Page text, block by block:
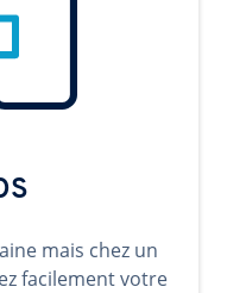
mais chez un
facilement votre